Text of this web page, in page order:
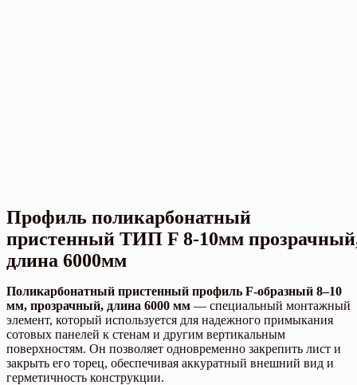
Профиль поликарбонатный
пристенный ТИП F 8-10мм
длина 6000мм
Поликарбонатный пристенный профиль F-образный 8–10
мм, прозрачный, длина 6000 мм — специальный монтажный
элемент, который используется для надежного примыкания
сотовых панелей к стенам и другим вертикальным
поверхностям. Он позволяет одновременно закрепить лист и
закрыть его торец, обеспечивая аккуратный внешний вид и
герметичность конструкции.